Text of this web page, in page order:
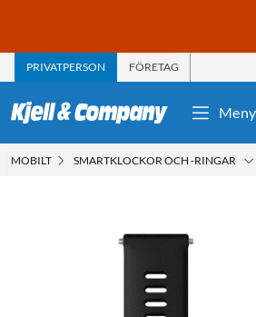
PRIVATPERSON FÖRETAG
Meny
MOBILT SMARTKLOCKOR OCH -RINGAR